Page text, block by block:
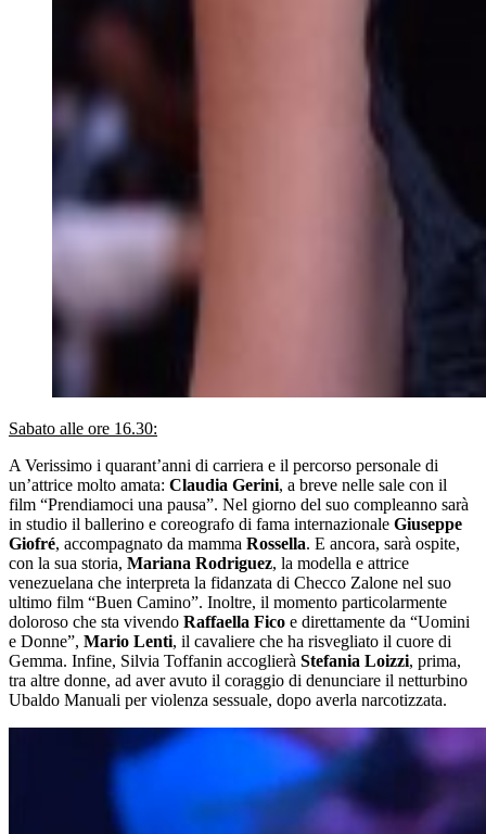
Sabato alle ore 16.30:
A Verissimo i quarant’anni di carriera e il percorso personale di
un’attrice molto amata: Claudia Gerini, a breve nelle sale con il
film “Prendiamoci una pausa”. Nel giorno del suo compleanno sarà
in studio il ballerino e coreografo di fama internazionale Giuseppe
Giofré, accompagnato da mamma Rossella. E ancora, sarà ospite,
con la sua storia, Mariana Rodriguez, la modella e attrice
venezuelana che interpreta la fidanzata di Checco Zalone nel suo
ultimo film “Buen Camino”. Inoltre, il momento particolarmente
doloroso che sta vivendo Raffaella Fico e direttamente da “Uomini
e Donne”, Mario Lenti, il cavaliere che ha risvegliato il cuore di
Gemma. Infine, Silvia Toffanin accoglierà Stefania Loizzi, prima,
tra altre donne, ad aver avuto il coraggio di denunciare il netturbino
Ubaldo Manuali per violenza sessuale, dopo averla narcotizzata.